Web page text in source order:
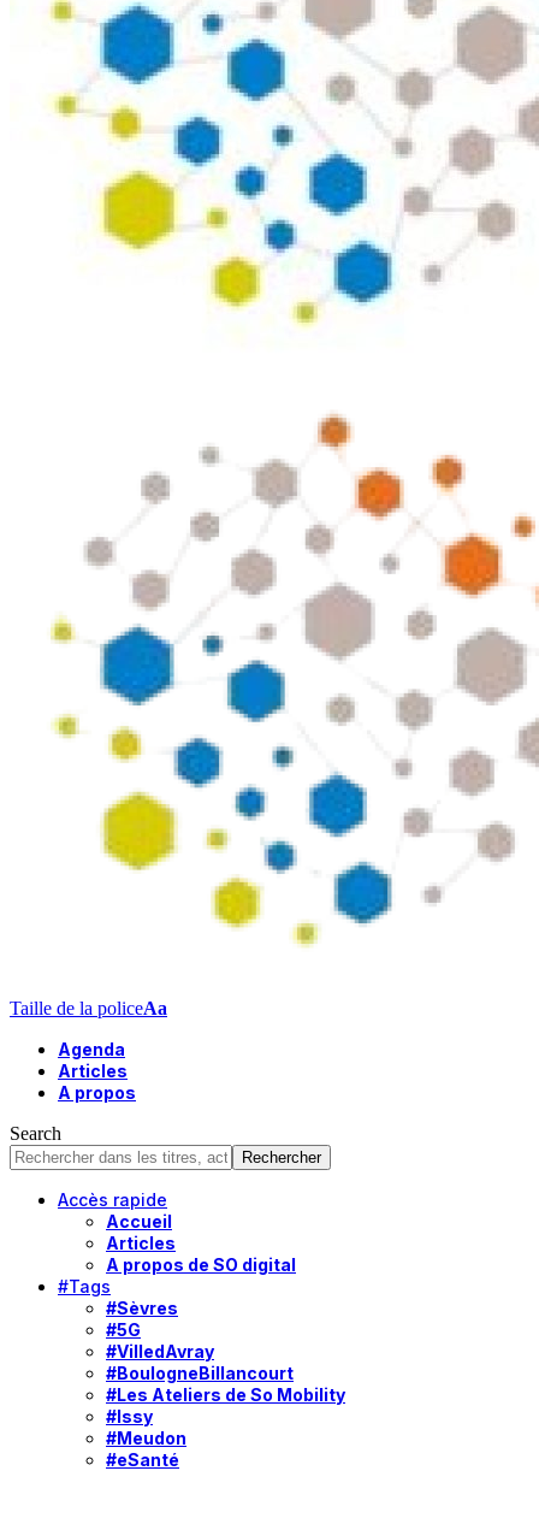
Taille de la policeAa
Agenda
Articles
A propos
Search
Accès rapide
Accueil
Articles
A propos de SO digital
#Tags
#Sèvres
#5G
#VilledAvray
#BoulogneBillancourt
#Les Ateliers de So Mobility
#Issy
#Meudon
#eSanté